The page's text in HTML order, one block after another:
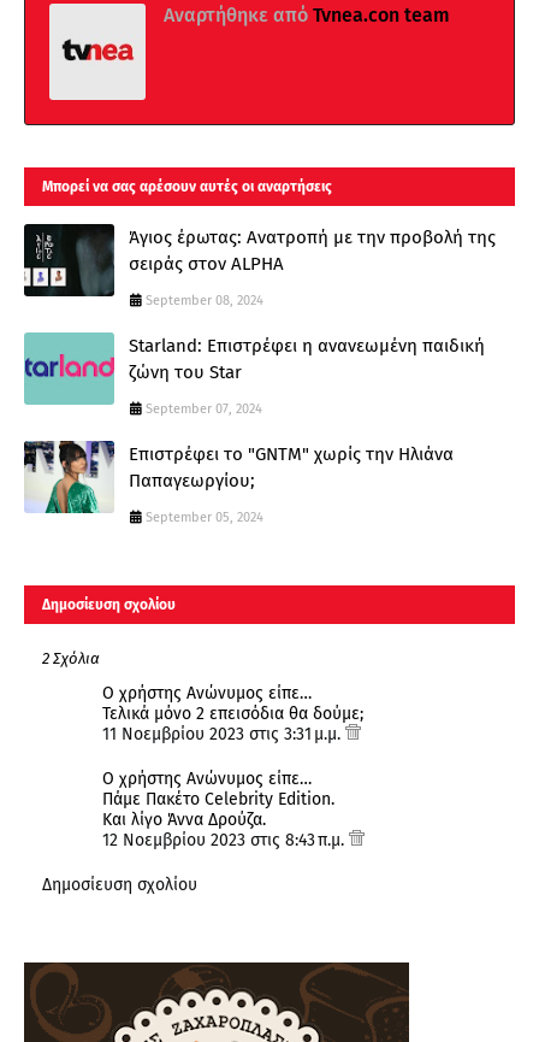
Αναρτήθηκε από Tvnea.con team
Μπορεί να σας αρέσουν αυτές οι αναρτήσεις
Άγιος έρωτας: Ανατροπή με την προβολή της
σειράς στον ALPHA
September 08, 2024
Starland: Επιστρέφει η ανανεωμένη παιδική
ζώνη του Star
September 07, 2024
Επιστρέφει το "GNTM" χωρίς την Ηλιάνα
Παπαγεωργίου;
September 05, 2024
Δημοσίευση σχολίου
2 Σχόλια
Ο χρήστης Ανώνυμος είπε…
Τελικά μόνο 2 επεισόδια θα δούμε;
11 Νοεμβρίου 2023 στις 3:31 μ.μ.
Ο χρήστης Ανώνυμος είπε…
Πάμε Πακέτο Celebrity Edition.
Και λίγο Άννα Δρούζα.
12 Νοεμβρίου 2023 στις 8:43 π.μ.
Δημοσίευση σχολίου